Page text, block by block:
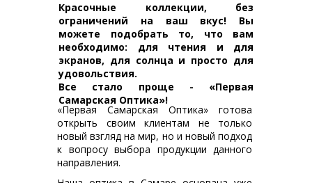
«Первая Самарская Оптика» готова
открыть своим клиентам не только
новый взгляд на мир, но и новый подход
к вопросу выбора продукции данного
направления.
Красочные коллекции, без
ограничений на ваш вкус! Вы
можете подобрать то, что вам
необходимо: для чтения и для
экранов, для солнца и просто для
удовольствия.
Все стало проще - «Первая
Самарская Оптика»!